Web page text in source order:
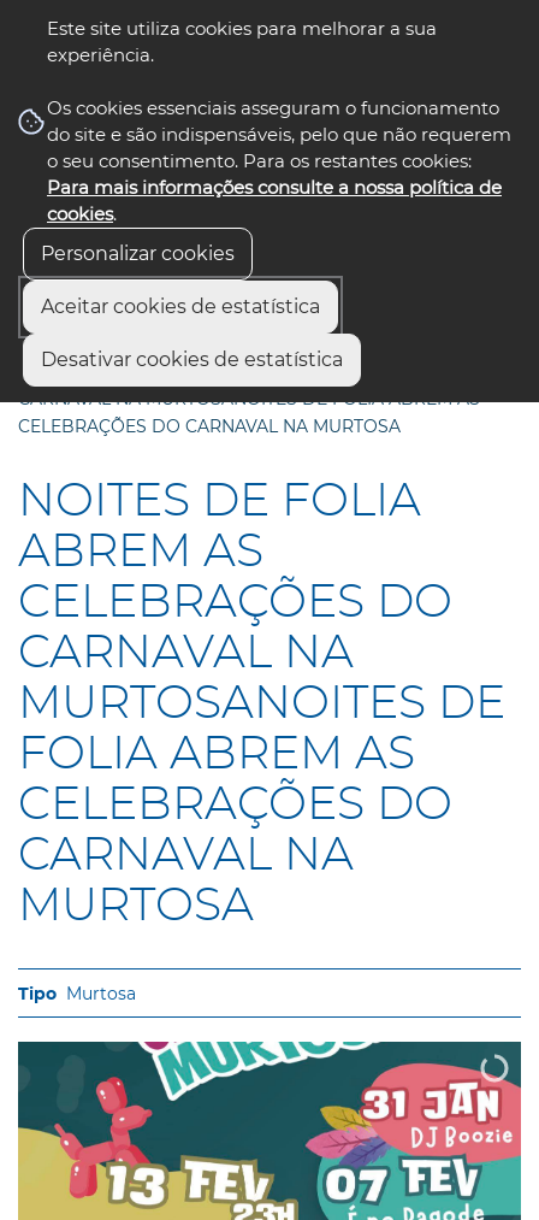
Este site utiliza cookies para melhorar a sua
experiência.
Os cookies essenciais asseguram o funcionamento
do site e são indispensáveis, pelo que não requerem
o seu consentimento. Para os restantes cookies:
Para mais informações consulte a nossa política de
cookies.
Personalizar cookies
Aceitar cookies de estatística
Desativar cookies de estatística
nos select language
Início
NOITES DE FOLIA ABREM AS CELEBRAÇÕES DO
CARNAVAL NA MURTOSANOITES DE FOLIA ABREM AS
CELEBRAÇÕES DO CARNAVAL NA MURTOSA
NOITES DE FOLIA
ABREM AS
CELEBRAÇÕES DO
CARNAVAL NA
MURTOSANOITES DE
FOLIA ABREM AS
CELEBRAÇÕES DO
CARNAVAL NA
MURTOSA
Murtosa